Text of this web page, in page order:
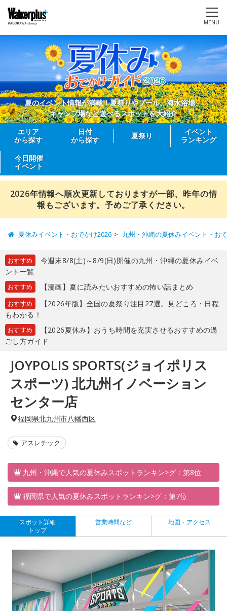
MENU
夏のイベント情報が満載！夏祭りやプール、海水浴場、
キャンプ場など遊べるスポットを大紹介
エリア
から探す
日付
から探す
夏祭り
イベント
ランキング
今日開催
イベント
2026年情報へ順次更新しておりますが一部、昨年の情
報もございます。予めご了承ください。
夏休みイベント・おでかけ2026 九州・沖縄の夏休みイベント・お
おすすめ
今週末8/8(土)～8/9(日)開催の九州・沖縄の夏休みイベ
ント一覧
おすすめ 【漫画】夏に読みたいおすすめの怖い話まとめ
おすすめ
【2026年版】全国の夏祭り注目27選。見どころ・日程
もわかる！
おすすめ
【2026夏休み】おうち時間を充実させるおすすめの過
ごし方ガイド
JOYPOLIS SPORTS(ジョイポリス
スポーツ) 北九州イノベーション
センター店
福岡県北九州市八幡西区
アスレチック
九州・沖縄で人気の夏休みスポットランキン>グ：第8位
福岡県で人気の夏休みスポットランキン>グ：第7位
スポット詳細
トップ
営業時間など 地図・アクセス